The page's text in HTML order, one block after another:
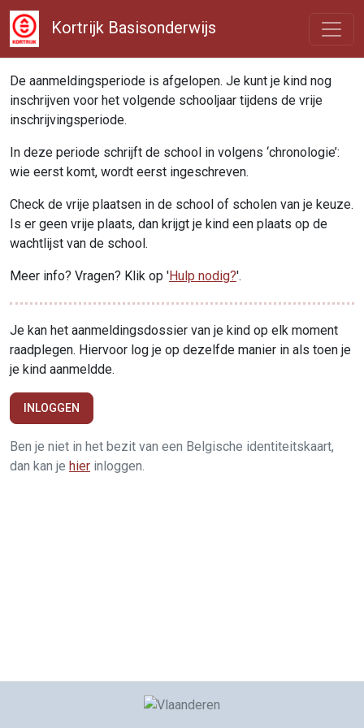
Kortrijk Basisonderwijs
De aanmeldingsperiode is afgelopen. Je kunt je kind nog
inschrijven voor het volgende schooljaar tijdens de vrije
inschrijvingsperiode.
In deze periode schrijft de school in volgens ‘chronologie’:
wie eerst komt, wordt eerst ingeschreven.
Check de vrije plaatsen in de school of scholen van je keuze.
Is er geen vrije plaats, dan krijgt je kind een plaats op de
wachtlijst van de school.
Meer info? Vragen? Klik op 'Hulp nodig?'.
Je kan het aanmeldingsdossier van je kind op elk moment
raadplegen. Hiervoor log je op dezelfde manier in als toen je
je kind aanmeldde.
INLOGGEN
Ben je niet in het bezit van een Belgische identiteitskaart,
dan kan je hier inloggen.